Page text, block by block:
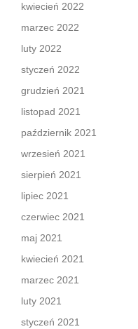
kwiecień 2022
marzec 2022
luty 2022
styczeń 2022
grudzień 2021
listopad 2021
październik 2021
wrzesień 2021
sierpień 2021
lipiec 2021
czerwiec 2021
maj 2021
kwiecień 2021
marzec 2021
luty 2021
styczeń 2021